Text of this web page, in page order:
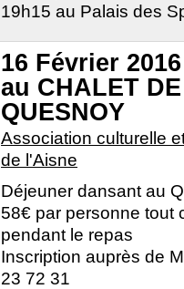
19h15 au Palais des
16 Février
au CHALET
QUESNOY
Association culturelle
de l'Aisne
Déjeuner dansant au
58€ par personne tout
pendant le repas
Inscription auprès de
23 72 31